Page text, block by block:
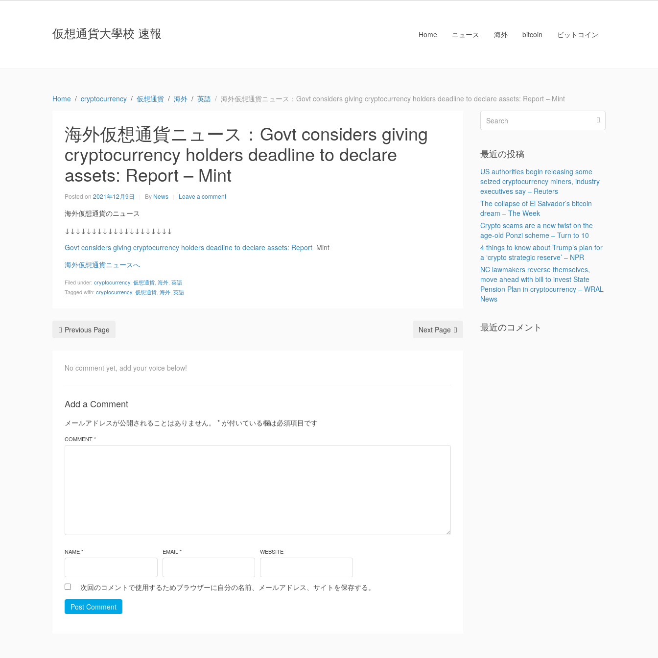
仮想通貨大學校 速報 Home ニュース 海外 bitcoin ビットコイン
Home cryptocurrency 仮想通貨 海外 英語 海外仮想通貨ニュース：Govt considers giving cryptocurrency holders deadline to declare assets: Report – Mint
海外仮想通貨ニュース：Govt considers giving
cryptocurrency holders deadline to declare
assets: Report – Mint
Posted on 2021年12月9日 By News Leave a comment
海外仮想通貨のニュース
↓↓↓↓↓↓↓↓↓↓↓↓↓↓↓↓↓↓↓↓
Govt considers giving cryptocurrency holders deadline to declare assets: Report Mint
海外仮想通貨ニュースへ
Filed under: cryptocurrency 仮想通貨 海外 英語
Tagged with: cryptocurrency 仮想通貨 海外 英語
Previous Page Next Page
No comment yet, add your voice below!
Add a Comment
メールアドレスが公開されることはありません。 * が付いている欄は必須項目です
COMMENT *
NAME * EMAIL * WEBSITE
次回のコメントで使用するためブラウザーに自分の名前、メールアドレス、サイトを保存する。
Post Comment
最近の投稿
US authorities begin releasing some
seized cryptocurrency miners, industry
executives say – Reuters
The collapse of El Salvador’s bitcoin
dream – The Week
Crypto scams are a new twist on the
age-old Ponzi scheme – Turn to 10
4 things to know about Trump’s plan for
a ‘crypto strategic reserve’ – NPR
NC lawmakers reverse themselves,
move ahead with bill to invest State
Pension Plan in cryptocurrency – WRAL
News
最近のコメント